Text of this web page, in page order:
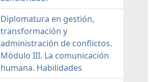
Diplomatura en gestión,
transformación y
administración de conflictos.
Módulo III. La comunicación
humana. Habilidades